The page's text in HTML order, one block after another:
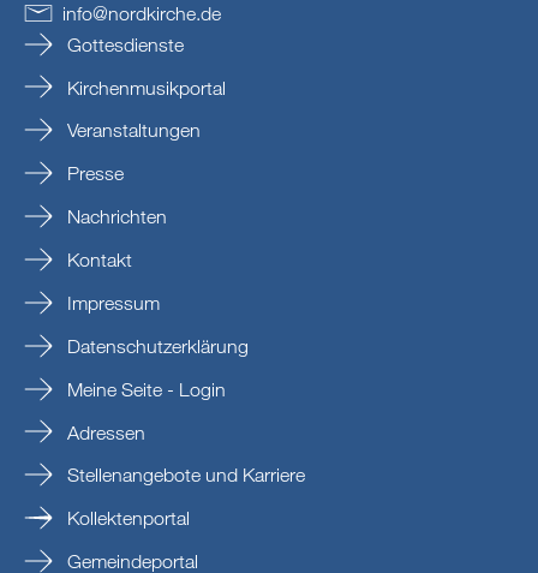
info@nordkirche.de
Gottesdienste
Kirchenmusikportal
Veranstaltungen
Presse
Nachrichten
Kontakt
Impressum
Datenschutzerklärung
Meine Seite - Login
Adressen
Stellenangebote und Karriere
Kollektenportal
Gemeindeportal